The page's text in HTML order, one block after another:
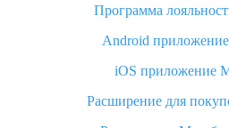
Как узнать, куда пришла
Вы отменили заказ на
Что такое баллы на
«AliExpress Standard Shipping»:
Программа
Android
iOS приложение
Расширение для